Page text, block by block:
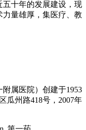
五十年的发展建设，现
量雄厚，集医疗、教
属医院）创建于1953
瓜州路418号，2007年